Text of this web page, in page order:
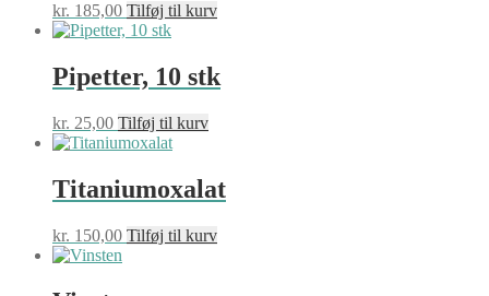
kr. 185,00 Tilføj til kurv
Pipetter, 10 stk
kr. 25,00 Tilføj til kurv
Titaniumoxalat
kr. 150,00 Tilføj til kurv